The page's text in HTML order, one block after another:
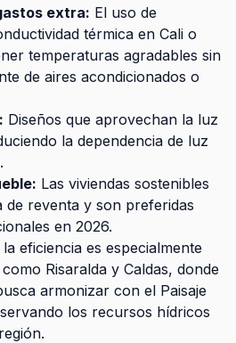
extra: El uso de
térmica en Cali o
temperaturas agradables sin
de aires acondicionados o
Diseños que aprovechan la luz
la dependencia de luz
Las viviendas sostenibles
de reventa y son preferidas
en 2026.
eficiencia es especialmente
Risaralda y Caldas, donde
armonizar con el Paisaje
los recursos hídricos